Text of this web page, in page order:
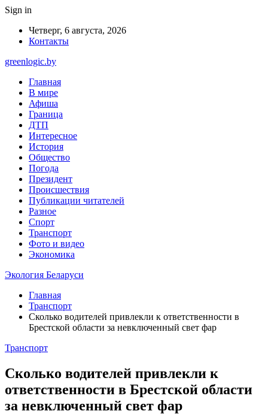
Sign in
Четверг, 6 августа, 2026
Контакты
greenlogic.by
Главная
В мире
Афиша
Граница
ДТП
Интересное
История
Общество
Погода
Президент
Происшествия
Публикации читателей
Разное
Спорт
Транспорт
Фото и видео
Экономика
Экология Беларуси
Главная
Транспорт
Сколько водителей привлекли к ответственности в
Брестской области за невключенный свет фар
Транспорт
Сколько водителей привлекли к
ответственности в Брестской области
за невключенный свет фар